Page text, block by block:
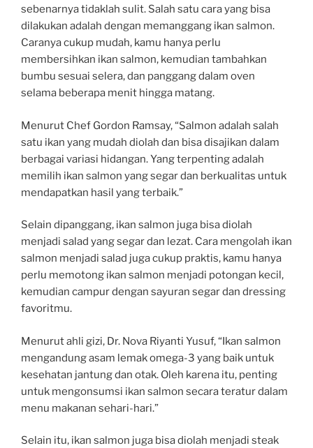
sebenarnya tidaklah sulit. Salah satu cara yang bisa
dilakukan adalah dengan memanggang ikan salmon.
Caranya cukup mudah, kamu hanya perlu
membersihkan ikan salmon, kemudian tambahkan
bumbu sesuai selera, dan panggang dalam oven
selama beberapa menit hingga matang.
Menurut Chef Gordon Ramsay, “Salmon adalah salah
satu ikan yang mudah diolah dan bisa disajikan dalam
berbagai variasi hidangan. Yang terpenting adalah
memilih ikan salmon yang segar dan berkualitas untuk
mendapatkan hasil yang terbaik.”
Selain dipanggang, ikan salmon juga bisa diolah
menjadi salad yang segar dan lezat. Cara mengolah ikan
salmon menjadi salad juga cukup praktis, kamu hanya
perlu memotong ikan salmon menjadi potongan kecil,
kemudian campur dengan sayuran segar dan dressing
favoritmu.
Menurut ahli gizi, Dr. Nova Riyanti Yusuf, “Ikan salmon
mengandung asam lemak omega-3 yang baik untuk
kesehatan jantung dan otak. Oleh karena itu, penting
untuk mengonsumsi ikan salmon secara teratur dalam
menu makanan sehari-hari.”
Selain itu, ikan salmon juga bisa diolah menjadi steak